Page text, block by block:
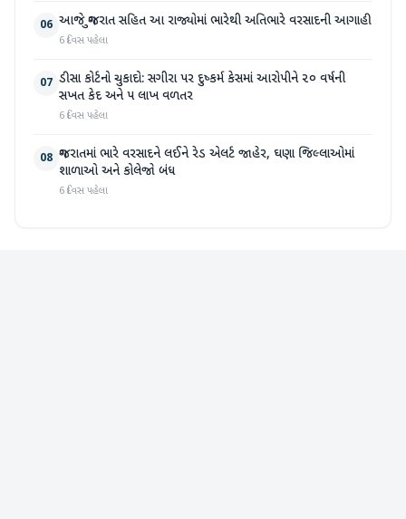
06 આજે ગુજરાત સહિત આ રાજ્યોમાં ભારેથી અતિભારે વરસાદની આગાહી
6 દિવસ પહેલા
07 ડીસા કોર્ટનો ચુકાદો: સગીરા પર દુષ્કર્મ કેસમાં આરોપીને ૨૦ વર્ષની
સખત કેદ અને ૫ લાખ વળતર
6 દિવસ પહેલા
08 ગુજરાતમાં ભારે વરસાદને લઈને રેડ એલર્ટ જાહેર, ઘણા જિલ્લાઓમાં
શાળાઓ અને કોલેજો બંધ
6 દિવસ પહેલા